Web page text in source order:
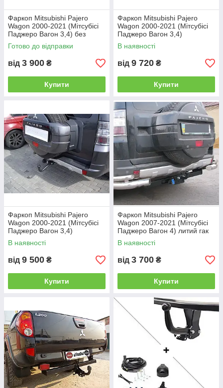
Фаркоп Mitsubishi Pajero
Wagon 2000-2021 (Мітсубісі
Паджеро Вагон 3,4) без
зняття бампера
Готово до відправки
від 3 900 ₴
Купити
Фаркоп Mitsubishi Pajero
Wagon 2000-2021 (Мітсубісі
Паджеро Вагон 3,4)
В наявності
від 9 720 ₴
Купити
Фаркоп Mitsubishi Pajero
Wagon 2000-2021 (Мітсубісі
Паджеро Вагон 3,4)
В наявності
від 9 500 ₴
Купити
Фаркоп Mitsubishi Pajero
Wagon 2007-2021 (Мітсубісі
Паджеро Вагон 4) литий гак
В наявності
від 3 700 ₴
Купити